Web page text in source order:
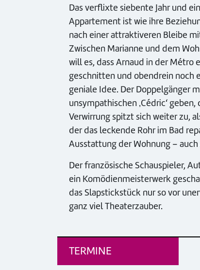
Das verflixte siebente Jahr und
Appartement ist wie ihre
nach einer attraktiveren Bleibe
Zwischen Marianne und dem
will es, dass Arnaud in der Métro
geschnitten und obendrein noch
geniale Idee. Der Doppelgänger
unsympathischen ‚Cédric‘
Verwirrung spitzt sich weiter zu,
der das leckende Rohr im Bad
Ausstattung der Wohnung –
Der französische Schauspieler,
ein Komödienmeisterwerk
das Slapstickstück nur so vor
ganz viel Theaterzauber.
TERMINE